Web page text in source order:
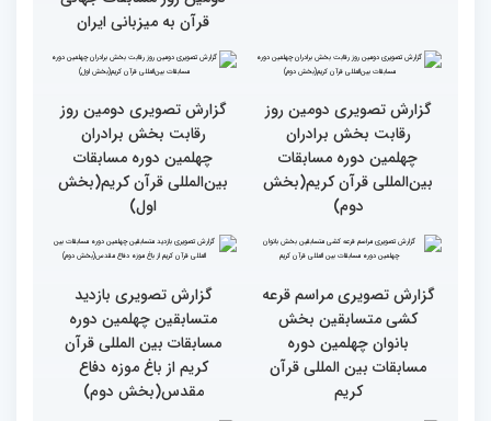
نخستین محفل بین‌المللی
برگزار شد
استقبال بی‌نظیر کودکان و
نوجوانان/ نگاهی به حواشی
دومین روز مسابقات جهانی
قرآن به میزبانی ایران
رقابت بخش برادران
چهلمین دوره مسابقات
بین‌المللی قرآن کریم(بخش
دوم)
رقابت بخش برادران
چهلمین دوره مسابقات
بین‌المللی قرآن کریم(بخش
اول)